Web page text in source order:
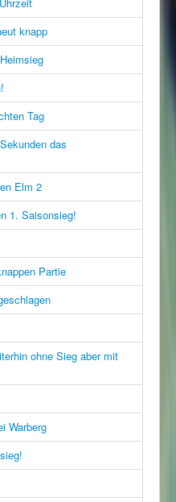
knapp
Tag
das
Elm 2
1. Saisonsieg!
Partie
ohne Sieg aber mit
Warberg